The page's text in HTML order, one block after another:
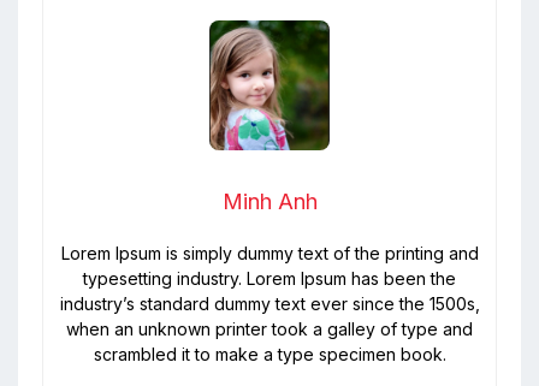
Minh Anh
Lorem Ipsum is simply dummy text of the printing and
typesetting industry. Lorem Ipsum has been the
industry’s standard dummy text ever since the 1500s,
when an unknown printer took a galley of type and
scrambled it to make a type specimen book.